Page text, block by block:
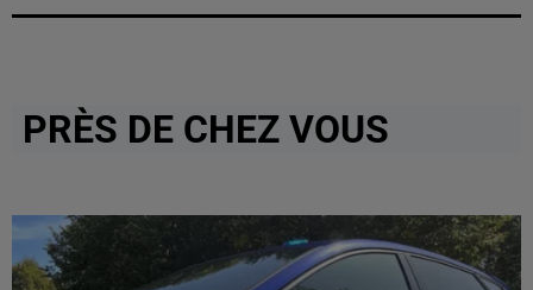
PRÈS DE CHEZ VOUS